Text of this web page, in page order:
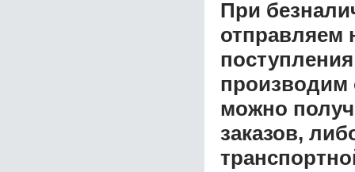
При
отправляем
производим
можно
заказов,